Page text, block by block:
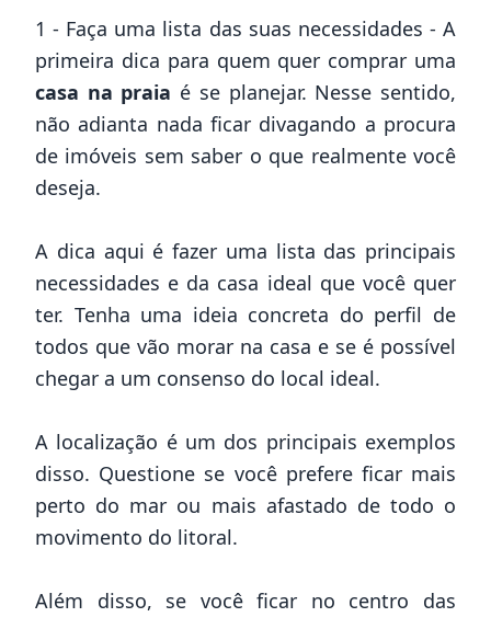
1 - Faça uma lista das suas necessidades - A
primeira dica para quem quer comprar uma
casa na praia é se planejar. Nesse sentido,
não adianta nada ficar divagando a procura
de imóveis sem saber o que realmente você
deseja.
A dica aqui é fazer uma lista das principais
necessidades e da casa ideal que você quer
ter. Tenha uma ideia concreta do perfil de
todos que vão morar na casa e se é possível
chegar a um consenso do local ideal.
A localização é um dos principais exemplos
disso. Questione se você prefere ficar mais
perto do mar ou mais afastado de todo o
movimento do litoral.
Além disso, se você ficar no centro das